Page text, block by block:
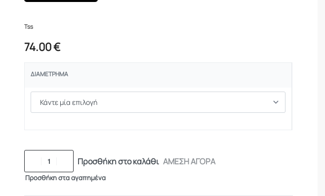
Tss
74.00€
ΔΙΑΜΈΤΡΗΜΑ
Προσθήκη στο καλάθι ΑΜΕΣΗ ΑΓΟΡΑ
Προσθήκη στα αγαπημένα